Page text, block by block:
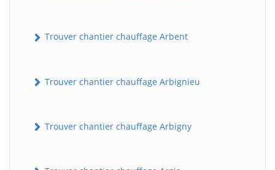
Trouver chantier chauffage Arbent
Trouver chantier chauffage Arbignieu
Trouver chantier chauffage Arbigny